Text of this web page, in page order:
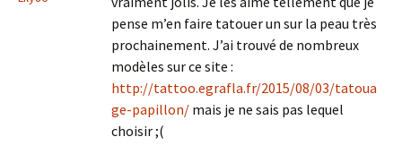
pense m’en faire tatouer un sur la peau très
prochainement. J’ai trouvé de nombreux
modèles sur ce site :
http://tattoo.egrafla.fr/2015/08/03/tatoua
ge-papillon/ mais je ne sais pas lequel
choisir ;(